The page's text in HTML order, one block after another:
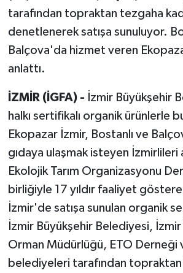
tarafından topraktan tezgaha
denetlenerek satışa sunuluyor.
Balçova'da hizmet veren
anlattı.
İZMİR (İGFA) - İzmir Büyükşehir
halkı sertifikalı organik ürünlerle
Ekopazar İzmir, Bostanlı ve
gıdaya ulaşmak isteyen İzmirlileri
Ekolojik Tarım Organizasyonu
birliğiyle 17 yıldır faaliyet
İzmir'de satışa sunulan organik
İzmir Büyükşehir Belediyesi, İzmir
Orman Müdürlüğü, ETO Derneği
belediyeleri tarafından